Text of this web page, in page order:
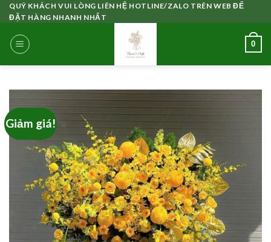
Skip
to
content
QUÝ KHÁCH VUI LÒNG LIÊN HỆ HOTLINE/ZALO TRÊN WEB ĐỂ
ĐẶT HÀNG NHANH NHẤT
0
Giảm giá!